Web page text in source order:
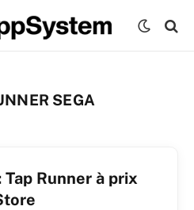
SEGA
Tap Runner à prix